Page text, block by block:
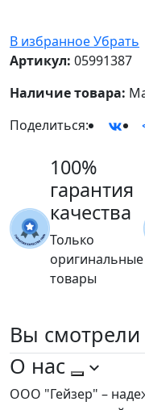
В избранноеУбрать
Артикул: 05991387
Наличие товара:
Поделиться:
100%
гарантия
качества
Только
оригинальные
товары
Вы смотрели
О нас
ООО "Гейзер" –